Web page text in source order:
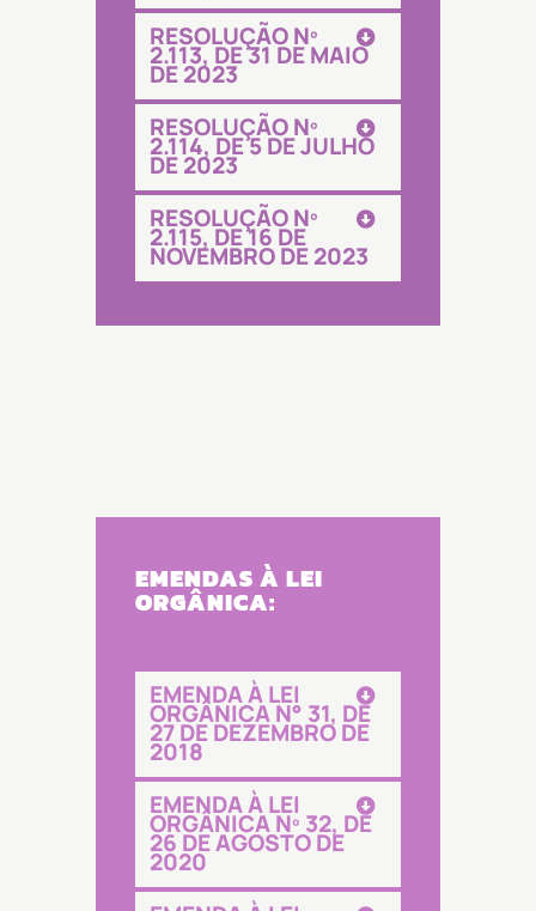
RESOLUÇÃO Nº
2.113, DE 31 DE MAIO
DE 2023
RESOLUÇÃO Nº
2.114, DE 5 DE JULHO
DE 2023
RESOLUÇÃO Nº
2.115, DE 16 DE
NOVEMBRO DE 2023
EMENDAS À LEI
ORGÂNICA:
EMENDA À LEI
ORGÂNICA N° 31, DE
27 DE DEZEMBRO DE
2018
EMENDA À LEI
ORGÂNICA Nº 32, DE
26 DE AGOSTO DE
2020